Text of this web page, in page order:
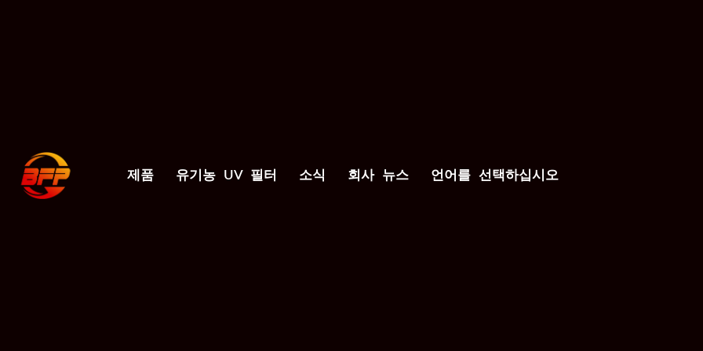
제품 유기농 UV 필터 소식 회사 뉴스 언어를 선택하십시오